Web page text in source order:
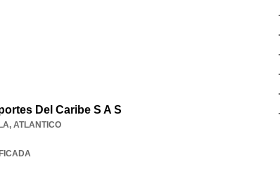
Del Caribe S A S
, ATLANTICO